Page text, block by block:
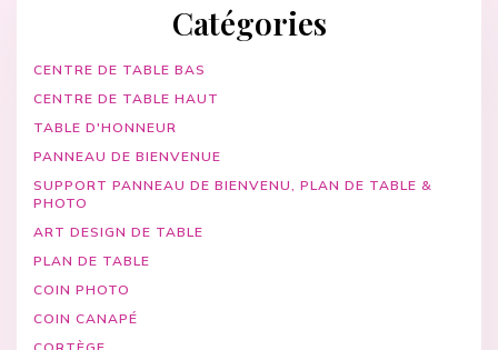
Catégories
CENTRE DE TABLE BAS
CENTRE DE TABLE HAUT
TABLE D'HONNEUR
PANNEAU DE BIENVENUE
SUPPORT PANNEAU DE BIENVENU, PLAN DE TABLE &
PHOTO
ART DESIGN DE TABLE
PLAN DE TABLE
COIN PHOTO
COIN CANAPÉ